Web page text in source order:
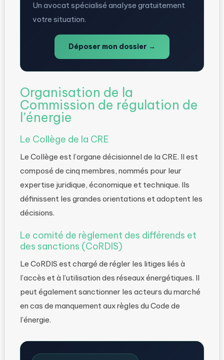
Un avocat spécialisé analyse gratuitement
votre situation.
Déposer mon dossier →
Organisation de la
Commission de régulation de
l’énergie
Le Collège de la CRE
Le Collège est l’organe décisionnel de la CRE. Il est
composé de cinq membres, nommés pour leur
expertise juridique, économique et technique. Ils
définissent les grandes orientations et adoptent les
décisions.
Le comité de règlement des différends et
des sanctions (CoRDIS)
Le CoRDIS est chargé de régler les litiges liés à
l’accès et à l’utilisation des réseaux énergétiques. Il
peut également sanctionner les acteurs du marché
en cas de manquement aux règles du Code de
l’énergie.